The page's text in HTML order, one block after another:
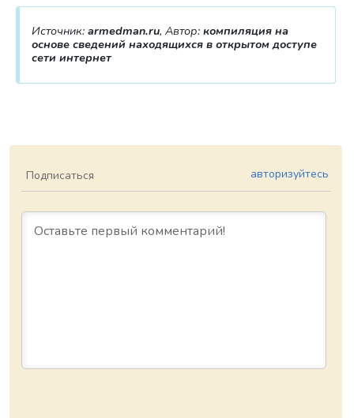
Источник: armedman.ru, Автор: компиляция на
основе сведений находящихся в открытом доступе
сети интернет
Подписаться авторизуйтесь